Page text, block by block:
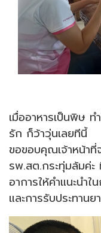
เมื่ออาหารเป็นพิษ
รัก ก็ว้าวุ่นเลยทีนี้
ขอขอบคุณเจ้าหน้า
รพ.สต.กระทุ่มล้มค่ะ
อาการให้คำแนะนำใ
และการรับประทาน